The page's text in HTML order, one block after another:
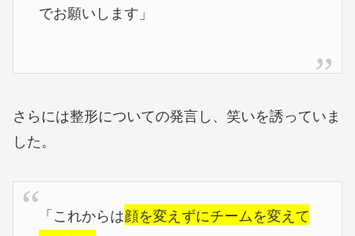
でお願いします」
さらには整形についての発言し、笑いを誘っていま
した。
「これからは顔を変えずにチームを変えて